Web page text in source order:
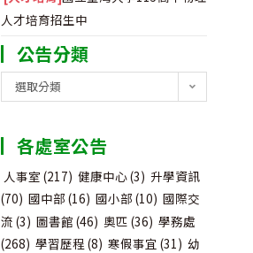
人才培育招生中
公告分類
告
類
選取分類
各處室公告
人事室 (217) 健康中心(3) 升學資訊
(70) 國中部 (16) 國小部 (10) 國際交
流 (3) 圖書館 (46) 奧匹 (36) 學務處
(268) 學習歷程 (8) 寒假事宜 (31) 幼